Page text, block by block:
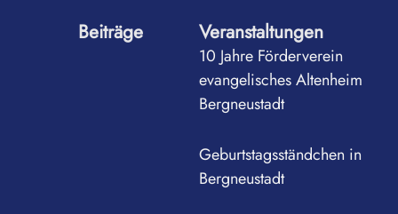
Beiträge Veranstaltungen
10 Jahre Förderverein
evangelisches Altenheim
Bergneustadt
Geburtstagsständchen in
Bergneustadt